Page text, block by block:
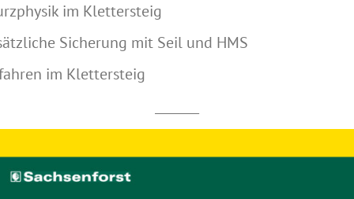
im Klettersteig
Sicherung mit Seil und HMS
im Klettersteig